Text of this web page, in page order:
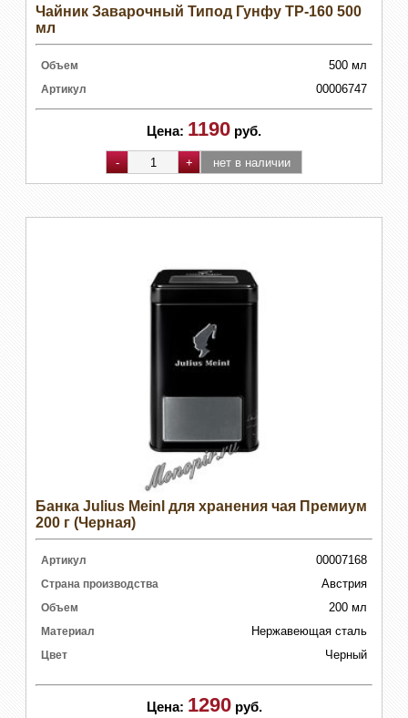
Чайник Заварочный Типод Гунфу TP-160 500
мл
Объем 500 мл
Артикул 00006747
Цена: 1190 руб.
Банка Julius Meinl для хранения чая Премиум
200 г (Черная)
Артикул 00007168
Страна производства Австрия
Объем 200 мл
Материал Нержавеющая сталь
Цвет Черный
Цена: 1290 руб.